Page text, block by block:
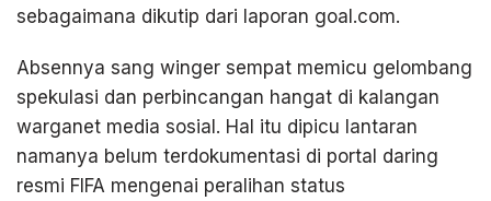
sebagaimana dikutip dari laporan goal.com.
Absennya sang winger sempat memicu gelombang
spekulasi dan perbincangan hangat di kalangan
warganet media sosial. Hal itu dipicu lantaran
namanya belum terdokumentasi di portal daring
resmi FIFA mengenai peralihan status